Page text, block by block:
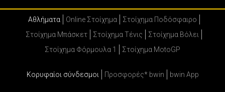
Αθλήματα Online Στοίχημα
Στοίχημα Ποδόσφαιρο
Στοίχημα Μπάσκετ
Στοίχημα Τένις
Στοίχημα Βόλει
Στοίχημα Φόρμουλα 1
Στοίχημα MotoGP
Κορυφαίοι σύνδεσμοι Προσφορές* bwin bwin App